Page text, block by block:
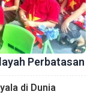
Perbatasan
di Dunia